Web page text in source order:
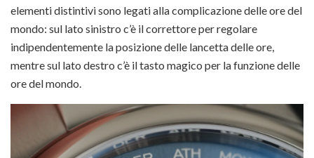
elementi distintivi sono legati alla complicazione delle ore del
mondo: sul lato sinistro c’è il correttore per regolare
indipendentemente la posizione delle lancetta delle ore,
mentre sul lato destro c’è il tasto magico per la funzione delle
ore del mondo.